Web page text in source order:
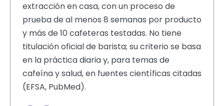
extracción en casa, con un proceso de
prueba de al menos 8 semanas por producto
y más de 10 cafeteras testadas. No tiene
titulación oficial de barista; su criterio se basa
en la práctica diaria y, para temas de
cafeína y salud, en fuentes científicas citadas
(EFSA, PubMed).